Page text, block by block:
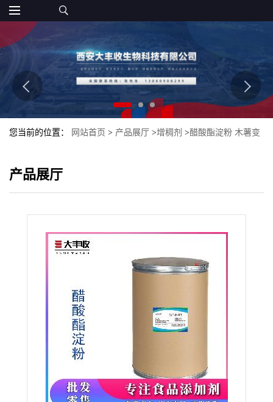
您当前的位置： 网站首页 > 产品展厅 >增稠剂 >醋酸酯淀粉 木薯变
产品展厅